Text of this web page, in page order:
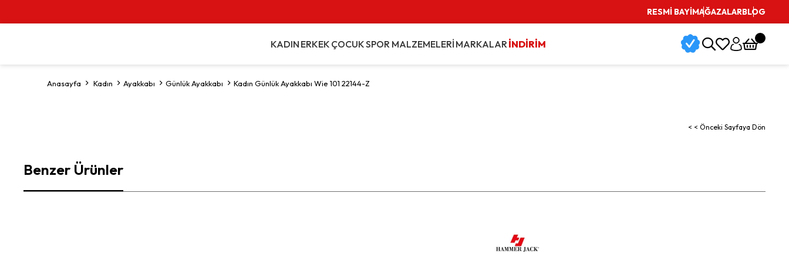
RESMİ BAYİMAĞAZALARBLOG
KADIN ERKEK ÇOCUKSPOR MALZEMELERİ MARKALARİNDİRİM
Anasayfa Kadın Ayakkabı Günlük Ayakkabı Kadın Günlük Ayakkabı Wie 101 22144-Z
< < Önceki Sayfaya Dön
Benzer Ürünler